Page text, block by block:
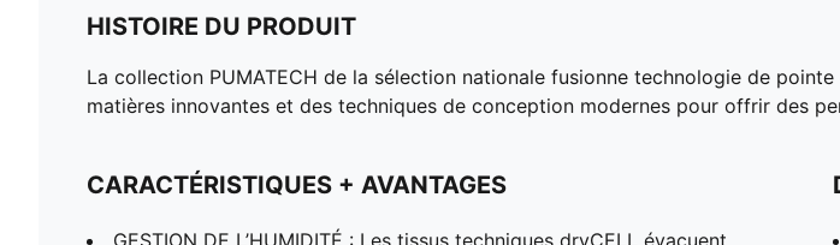
HISTOIRE DU PRODUIT
La collection PUMATECH de la sélection nationale fusionne technologie de
matières innovantes et des techniques de conception modernes pour offrir des
CARACTÉRISTIQUES + AVANTAGES